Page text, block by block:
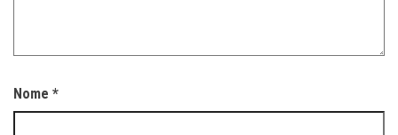
Nome *